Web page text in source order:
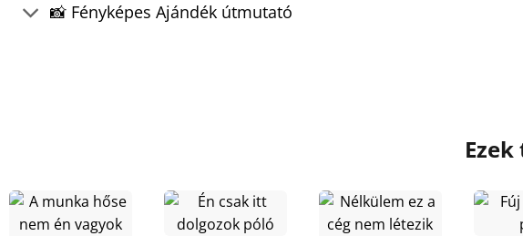
📸 Fényképes Ajándék útmutató